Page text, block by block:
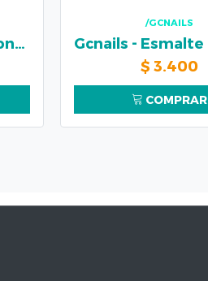
Acrylove - Pincel Debonair no 4
/GCNAILS
$3.400
COMPRAR